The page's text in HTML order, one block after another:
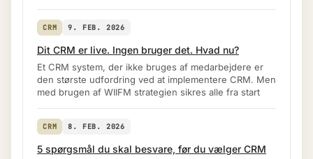
CRM 9. FEB. 2026
Dit CRM er live. Ingen bruger det. Hvad nu?
Et CRM system, der ikke bruges af medarbejdere er
den største udfordring ved at implementere CRM. Men
med brugen af WIIFM strategien sikres alle fra start
CRM 8. FEB. 2026
5 spørgsmål du skal besvare, før du vælger CRM